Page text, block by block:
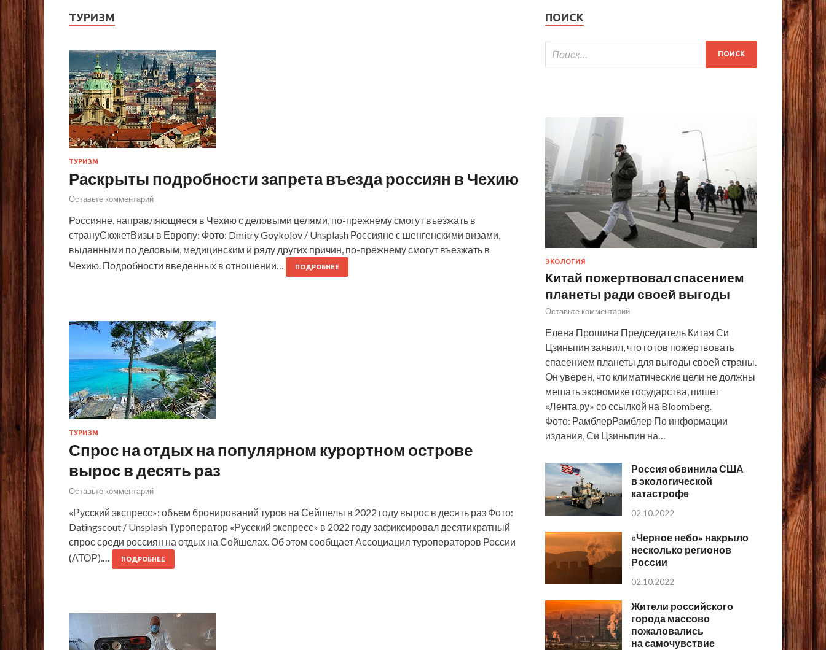
ТУРИЗМ
ТУРИЗМ
Раскрыты подробности запрета въезда россиян в Чехию
Оставьте комментарий
Россияне, направляющиеся в Чехию с деловыми целями, по-прежнему смогут въезжать в
странуСюжетВизы в Европу: Фото: Dmitry Goykolov / Unsplash Россияне с шенгенскими визами,
выданными по деловым, медицинским и ряду других причин, по-прежнему смогут въезжать в
Чехию. Подробности введенных в отношении…
ПОДРОБНЕЕ
ТУРИЗМ
Спрос на отдых на популярном курортном острове
вырос в десять раз
Оставьте комментарий
«Русский экспресс»: объем бронирований туров на Сейшелы в 2022 году вырос в десять раз Фото:
Datingscout / Unsplash Туроператор «Русский экспресс» в 2022 году зафиксировал десятикратный
спрос среди россиян на отдых на Сейшелах. Об этом сообщает Ассоциация туроператоров России
(АТОР).…
ПОДРОБНЕЕ
ПОИСК
ЭКОЛОГИЯ
Китай пожертвовал спасением
планеты ради своей выгоды
Оставьте комментарий
Елена Прошина Председатель Китая Си
Цзиньпин заявил, что готов пожертвовать
спасением планеты для выгоды своей страны.
Он уверен, что климатические цели не должны
мешать экономике государства, пишет
«Лента.ру» со ссылкой на Bloomberg.
Фото: РамблерРамблер По информации
издания, Си Цзиньпин на…
Россия обвинила США
в экологической
катастрофе
02.10.2022
«Черное небо» накрыло
несколько регионов
России
02.10.2022
Жители российского
города массово
пожаловались
на самочувствие